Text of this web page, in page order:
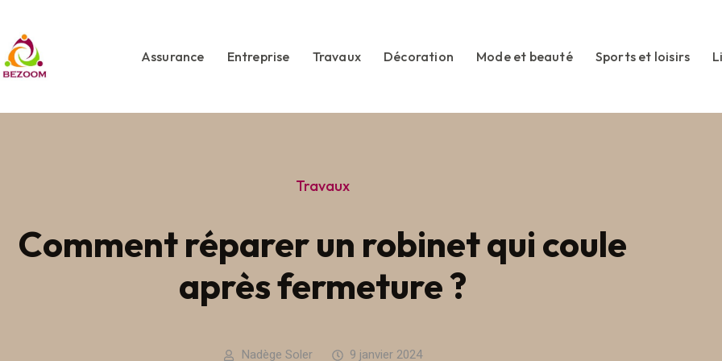
Assurance Entreprise Travaux Décoration Mode et beauté Sports et loisirs
Travaux
Comment réparer un robinet qui coule
après fermeture ?
Nadège Soler 9 janvier 2024